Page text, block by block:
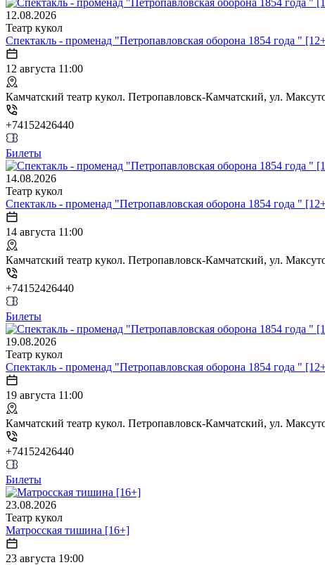
12.08.2026
Театр кукол
Спектакль - променад "Петропавловская оборона 1854 года "
12 августа 11:00
Камчатский театр кукол. Петропавловск-Камчатский, ул.
+74152426440
Билеты
14.08.2026
Театр кукол
Спектакль - променад "Петропавловская оборона 1854 года "
14 августа 11:00
Камчатский театр кукол. Петропавловск-Камчатский, ул.
+74152426440
Билеты
19.08.2026
Театр кукол
Спектакль - променад "Петропавловская оборона 1854 года "
19 августа 11:00
Камчатский театр кукол. Петропавловск-Камчатский, ул.
+74152426440
Билеты
23.08.2026
Театр кукол
Матросская тишина [16+]
23 августа 19:00